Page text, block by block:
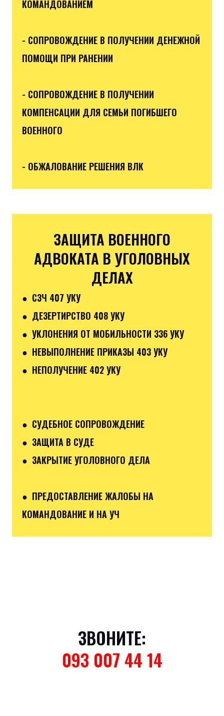
КОМАНДОВАНИЕМ
- СОПРОВОЖДЕНИЕ В ПОЛУЧЕНИИ ДЕНЕЖНОЙ
ПОМОЩИ ПРИ РАНЕНИИ
- СОПРОВОЖДЕНИЕ В ПОЛУЧЕНИИ
КОМПЕНСАЦИИ ДЛЯ СЕМЬИ ПОГИБШЕГО
ВОЕННОГО
- ОБЖАЛОВАНИЕ РЕШЕНИЯ ВЛК
ЗАЩИТА ВОЕННОГО
АДВОКАТА В УГОЛОВНЫХ
ДЕЛАХ
● СЗЧ 407 УКУ
● ДЕЗЕРТИРСТВО 408 УКУ
● УКЛОНЕНИЯ ОТ МОБИЛЬНОСТИ 336 УКУ
● НЕВЫПОЛНЕНИЕ ПРИКАЗЫ 403 УКУ
● НЕПОЛУЧЕНИЕ 402 УКУ
● СУДЕБНОЕ СОПРОВОЖДЕНИЕ
● ЗАЩИТА В СУДЕ
● ЗАКРЫТИЕ УГОЛОВНОГО ДЕЛА
● ПРЕДОСТАВЛЕНИЕ ЖАЛОБЫ НА
КОМАНДОВАНИЕ И НА УЧ
ЗВОНИТЕ:
093 007 44 14